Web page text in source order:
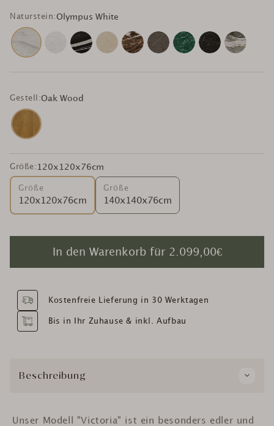
Naturstein:Olympus White
Gestell:Oak Wood
Größe: 120x120x76cm
Größe
120x120x76cm
Größe
140x140x76cm
In den Warenkorb für 2.099,00€
Kostenfreie Lieferung in 30 Werktagen
Bis in Ihr Zuhause & inkl. Aufbau
Beschreibung
Unser Modell "Victoria" ist ein besonders edler und